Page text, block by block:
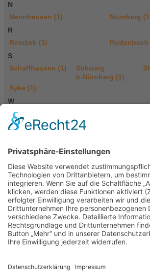
N
Nennhausen (1)
Nürnberg
R
Reinbek (1)
Rodenbach
S
Schaffhausen (1)
Schwaig
b.Nürnberg (1)
Syke (1)
W
Weiden (1)
Einträge für Shiatsu in Grünberg (1)
Praxis für Shiatsu
Karla Bleifuß
Am Vogelsang 9
35305 Grünberg
Deutschland
Tel.: 06400 9511480
E-Mail
Portasanitas-Profil
Qualifikationen
Heilpraktiker
Aura-Technik